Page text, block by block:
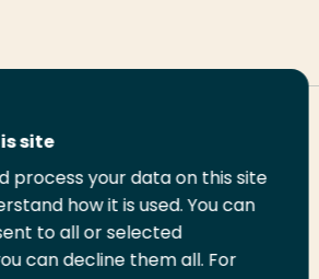
Email
deze
Print
deze
site
process your data on this site
how it is used. You can
to all or selected
can decline them all. For